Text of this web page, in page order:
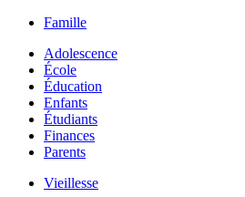
Famille
Adolescence
École
Éducation
Enfants
Étudiants
Finances
Parents
Vieillesse